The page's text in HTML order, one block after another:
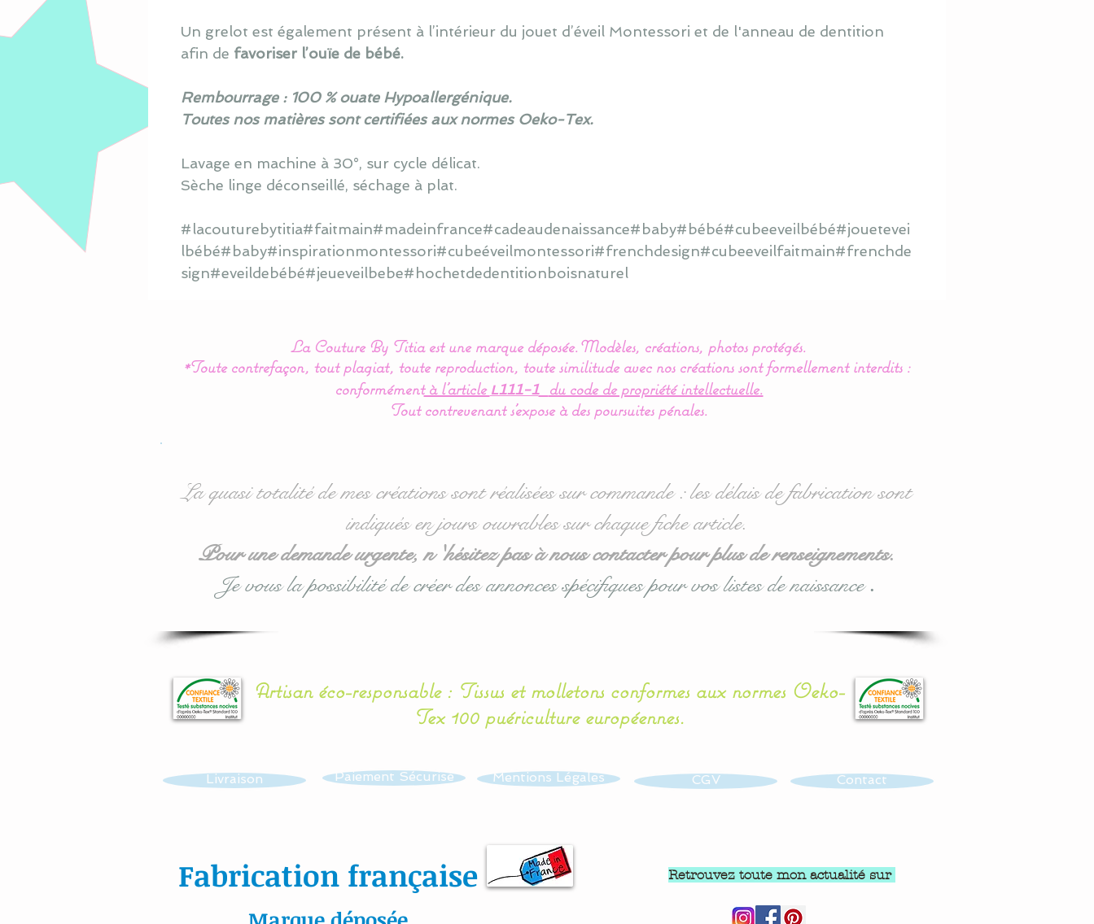
Un grelot est également présent à l’intérieur du jouet d’éveil Montessori et de l'anneau de dentition
afin de favoriser l’ouïe de bébé.
Rembourrage : 100 % ouate Hypoallergénique.
Toutes nos matières sont certifiées aux normes Oeko-Tex.
Lavage en machine à 30°, sur cycle délicat.
Sèche linge déconseillé, séchage à plat.
#lacouturebytitia#faitmain#madeinfrance#cadeaudenaissance#baby#bébé#cubeeveilbébé#jouetevei
lbébé#baby#inspirationmontessori#cubeéveilmontessori#frenchdesign#cubeeveilfaitmain#frenchde
sign#eveildebébé#jeueveilbebe#hochetdedentitionboisnaturel
La Couture By Titia est une marque déposée. Modèles, créations, photos protégés.
*Toute contrefaçon, tout plagiat, toute reproduction, toute similitude avec nos créations sont formellement interdits :
conformémentà l’article L111-1
du code de propriété intellectuelle.
Tout contrevenant s'expose à des poursuites pénales.
La quasi totalité de mes créations sont réalisées sur commande : les délais de fabrication sont
indiqués en jours ouvrables sur chaque fiche article.
Pour une demande urgente, n 'hésitez pas à nous contacter pour plus de renseignements.
Je vous la possibilité de créer des annonces spécifiques pour vos listes de naissance.
Artisan éco-responsable : Tissus et molletons conformes aux normes Oeko-
Tex 100 puériculture européennes.
Livraison Paiement Sécurisé Mentions Légales
Fabrication française
CGV Contact
Retrouvez toute mon actualité sur